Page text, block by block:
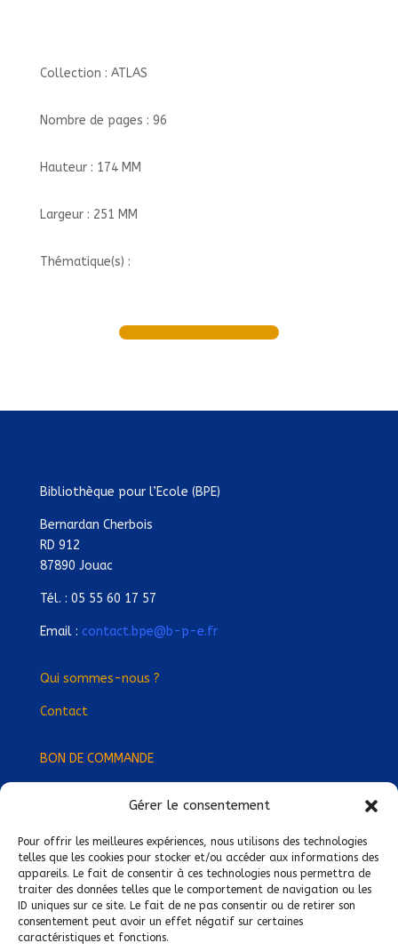
Gérer le consentement
Pour offrir les meilleures expériences, nous utilisons des technologies
telles que les cookies pour stocker et/ou accéder aux informations des
appareils. Le fait de consentir à ces technologies nous permettra de
traiter des données telles que le comportement de navigation ou les
ID uniques sur ce site. Le fait de ne pas consentir ou de retirer son
consentement peut avoir un effet négatif sur certaines
caractéristiques et fonctions.
Collection : ATLAS
Nombre de pages : 96
Hauteur : 174 MM
Largeur : 251 MM
Thématique(s) :
Bibliothèque pour l’Ecole (BPE)
Bernardan Cherbois
RD 912
87890 Jouac
Tél. : 05 55 60 17 57
Email : contact.bpe@b-p-e.fr
Qui sommes-nous ?
Contact
BON DE COMMANDE
Devenez Délégué·e Régional·e !
Trouvez-nous près de chez vous !
Mentions légales
Conditions générales de vente
Politique de confidentialité